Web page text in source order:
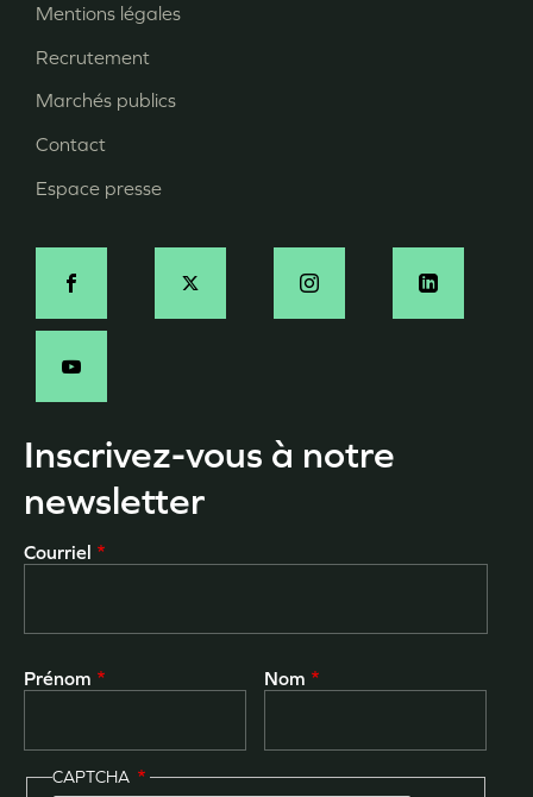
Pied
de
page
Mentions légales
Recrutement
Marchés publics
Contact
Espace presse
Social
Inscrivez-vous à notre
newsletter
Courriel
Prénom Nom
CAPTCHA